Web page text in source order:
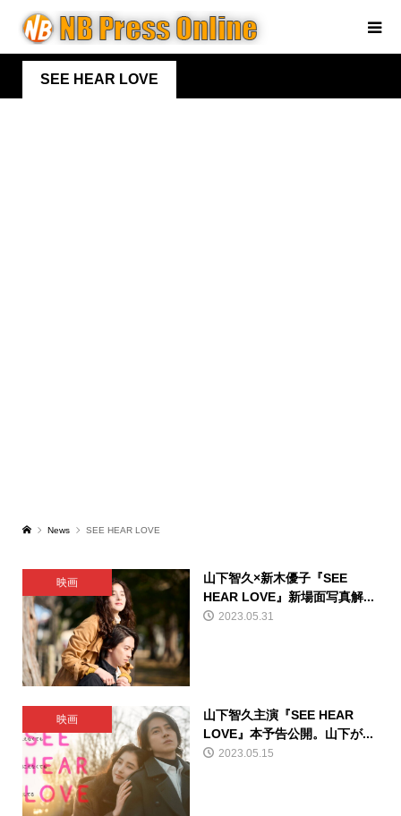
SEE HEAR LOVE
News SEE HEAR LOVE
映画
山下智久×新木優子『SEE
HEAR LOVE』新場面写真解...
2023.05.31
映画
山下智久主演『SEE HEAR
LOVE』本予告公開。山下が...
2023.05.15